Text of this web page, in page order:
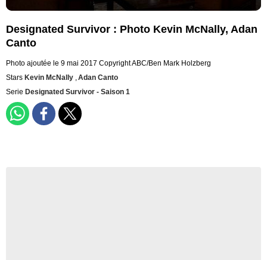
Designated Survivor : Photo Kevin McNally, Adan
Canto
Photo ajoutée le 9 mai 2017 Copyright ABC/Ben Mark Holzberg
Stars Kevin McNally ,Adan Canto
Serie Designated Survivor - Saison 1